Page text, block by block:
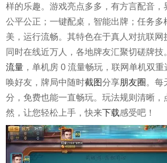
样的乐趣。游戏亮点多多，有方言配音，
公平公正；一键配桌，智能出牌；任务
美，运行流畅。其特色在于真人对抗联网
同时在线近万人，各地牌友汇聚切磋牌技
流量 ，单机房 0 流量畅玩，联网单机双
唤好友，牌局中随时截图分享朋友圈。每
分，免费也能一直畅玩。玩法规则清晰，
然，让您轻松上手，快来下载感受吧！